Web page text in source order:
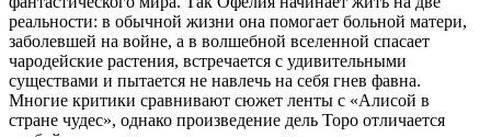
реальности: в обычной жизни она помогает больной матери,
заболевшей на войне, а в волшебной вселенной спасает
чародейские растения, встречается с удивительными
существами и пытается не навлечь на себя гнев фавна.
Многие критики сравнивают сюжет ленты с «Алисой в
стране чудес», однако произведение дель Торо отличается